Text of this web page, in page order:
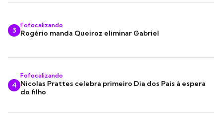
3
Fofocalizando
Rogério manda Queiroz eliminar Gabriel
4
Fofocalizando
Nicolas Prattes celebra primeiro Dia dos Pais à espera
do filho